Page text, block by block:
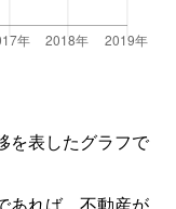
を表したグラフで
あれば、不動産が